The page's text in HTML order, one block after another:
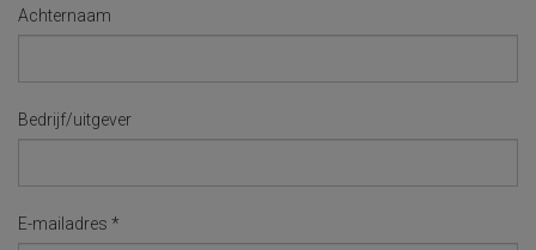
Achternaam
Bedrijf/uitgever
E-mailadres *